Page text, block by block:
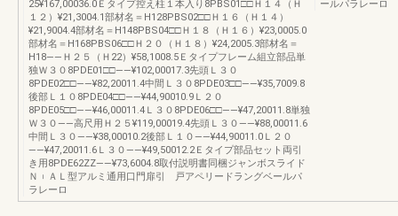
25¥167,00036.0Ｅタイプ控え柱１本入り8PBS01□□Ｈ１４（Ｈ
１２）¥21,3004.1部材名＝H128PBS02□□Ｈ１６（Ｈ１４）
¥21,9004.4部材名＝H148PBS04□□Ｈ１８（Ｈ１６）¥23,0005.0
部材名＝H168PBS06□□Ｈ２０（Ｈ１８）¥24,2005.3部材名＝
H18――Ｈ２５（Ｈ22）¥58,1008.5Ｅタイプフレーム組立部品単
独Ｗ３０8PDE01□□――¥102,00017.3先頭Ｌ３０
8PDE02□□――¥82,20011.4中間Ｌ３０8PDE03□□――¥35,7009.8
後部Ｌ１０8PDE04□□――¥44,90010.9Ｌ２０
8PDE05□□――¥46,00011.4Ｌ３０8PDE06□□――¥47,20011.8単独
Ｗ３０――高尺用Ｈ２５¥119,00019.4先頭Ｌ３０――¥88,00011.6
中間Ｌ３０――¥38,00010.2後部Ｌ１０――¥44,90011.0Ｌ２０
――¥47,20011.6Ｌ３０――¥49,50012.2Ｅタイプ部品セット両引
き用8PDE62ZZ――¥73,6004.8取付説明書同梱ジャンボスライド
Ｎ︲ＡＬ型アルミ通用口門扉引 戸アペリードラングベールパ
ラレーロ
ールパラレーロ